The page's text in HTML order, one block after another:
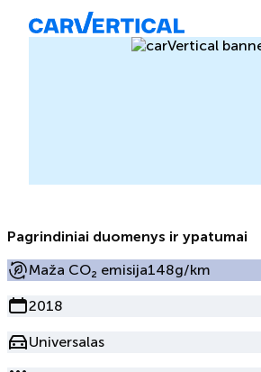
Pagrindiniai duomenys ir ypatumai
Maža CO₂ emisija148g/km
2018
Universalas